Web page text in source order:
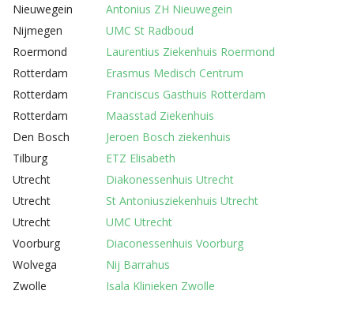
Nieuwegein
Antonius ZH Nieuwegein
Nijmegen
UMC St Radboud
Roermond
Laurentius Ziekenhuis Roermond
Rotterdam
Erasmus Medisch Centrum
Rotterdam
Franciscus Gasthuis Rotterdam
Rotterdam
Maasstad Ziekenhuis
Den Bosch
Jeroen Bosch ziekenhuis
Tilburg
ETZ Elisabeth
Utrecht
Diakonessenhuis Utrecht
Utrecht
St Antoniusziekenhuis Utrecht
Utrecht
UMC Utrecht
Voorburg
Diaconessenhuis Voorburg
Wolvega
Nij Barrahus
Zwolle
Isala Klinieken Zwolle